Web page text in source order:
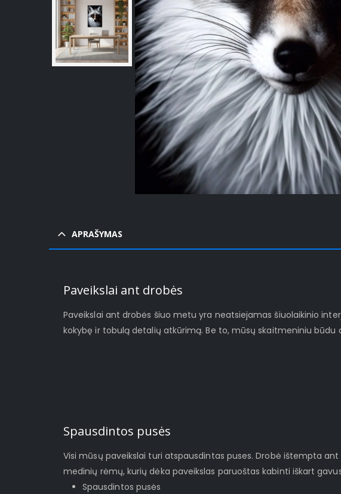
APRAŠYMAS
Paveikslai ant drobės
Paveikslai ant drobės šiuo metu yra neatsiejamas šiuolaikinio
kokybę ir tobulą detalių atkūrimą. Be to, mūsų skaitmeniniu
Spausdintos pusės
Visi mūsų paveikslai turi atspausdintas puses. Drobė ištempta
medinių rėmų, kurių dėka paveikslas paruoštas kabinti iškart
Spausdintos pusės